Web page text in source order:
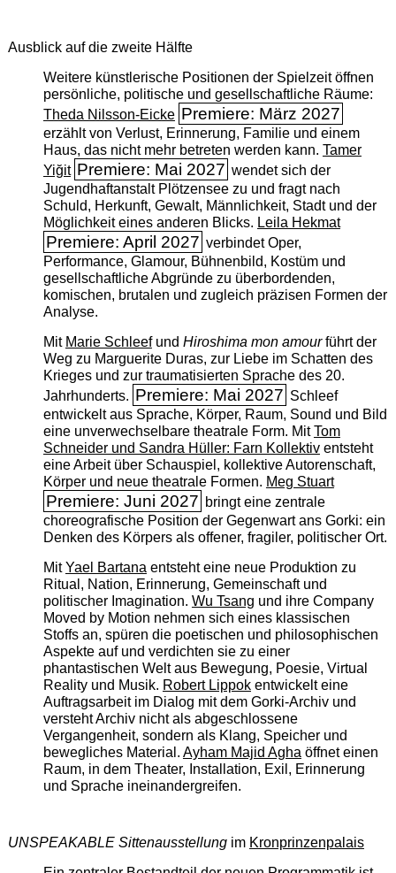
Ausblick auf die zweite Hälfte
Weitere künstlerische Positionen der Spielzeit öffnen
persönliche, politische und gesellschaftliche Räume:
Theda Nilsson-Eicke Premiere: März 2027
erzählt von Verlust, Erinnerung, Familie und einem
Haus, das nicht mehr betreten werden kann. Tamer
Yiğit Premiere: Mai 2027 wendet sich der
Jugendhaftanstalt Plötzensee zu und fragt nach
Schuld, Herkunft, Gewalt, Männlichkeit, Stadt und der
Möglichkeit eines anderen Blicks. Leila Hekmat
Premiere: April 2027 verbindet Oper,
Performance, Glamour, Bühnenbild, Kostüm und
gesellschaftliche Abgründe zu überbordenden,
komischen, brutalen und zugleich präzisen Formen der
Analyse.
Mit Marie Schleefund Hiroshima mon amourführt der
Weg zu Marguerite Duras, zur Liebe im Schatten des
Krieges und zur traumatisierten Sprache des 20.
Jahrhunderts. Premiere: Mai 2027 Schleef
entwickelt aus Sprache, Körper, Raum, Sound und Bild
eine unverwechselbare theatrale Form. MitTom
Schneider und Sandra Hüller: Farn Kollektiventsteht
eine Arbeit über Schauspiel, kollektive Autorenschaft,
Körper und neue theatrale Formen. Meg Stuart
Premiere: Juni 2027 bringt eine zentrale
choreografische Position der Gegenwart ans Gorki: ein
Denken des Körpers als offener, fragiler, politischer Ort.
MitYael Bartanaentsteht eine neue Produktion zu
Ritual, Nation, Erinnerung, Gemeinschaft und
politischer Imagination. Wu Tsang und ihre Company
Moved by Motion nehmen sich eines klassischen
Stoffs an, spüren die poetischen und philosophischen
Aspekte auf und verdichten sie zu einer
phantastischen Welt aus Bewegung, Poesie, Virtual
Reality und Musik. Robert Lippokentwickelt eine
Auftragsarbeit im Dialog mit dem Gorki-Archiv und
versteht Archiv nicht als abgeschlossene
Vergangenheit, sondern als Klang, Speicher und
bewegliches Material. Ayham Majid Aghaöffnet einen
Raum, in dem Theater, Installation, Exil, Erinnerung
und Sprache ineinandergreifen.
UNSPEAKABLE Sittenausstellungim Kronprinzenpalais